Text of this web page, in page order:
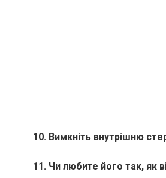
10. Вимкніть внутрішню
11. Чи любите його так, як